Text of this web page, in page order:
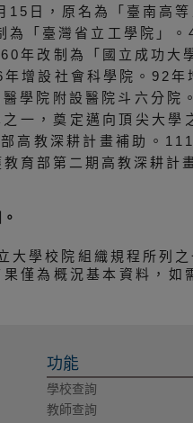
15日，原名為「臺南高
「臺灣省立工學院」
年改制為「國立成功
增設社會科學院。92
學院附設醫院斗六分
一，奠定邁向頂尖大
高教深耕計畫補助。
育部第二期高教深耕計
大學校院組織規程所列
僅為概況基本資料，
功能
學校查詢
教師查詢